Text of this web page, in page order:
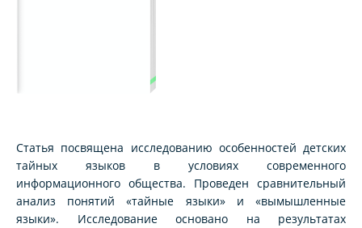
Статья посвящена исследованию особенностей детских
тайных языков в условиях современного
информационного общества. Проведен сравнительный
анализ понятий «тайные языки» и «вымышленные
языки». Исследование основано на результатах